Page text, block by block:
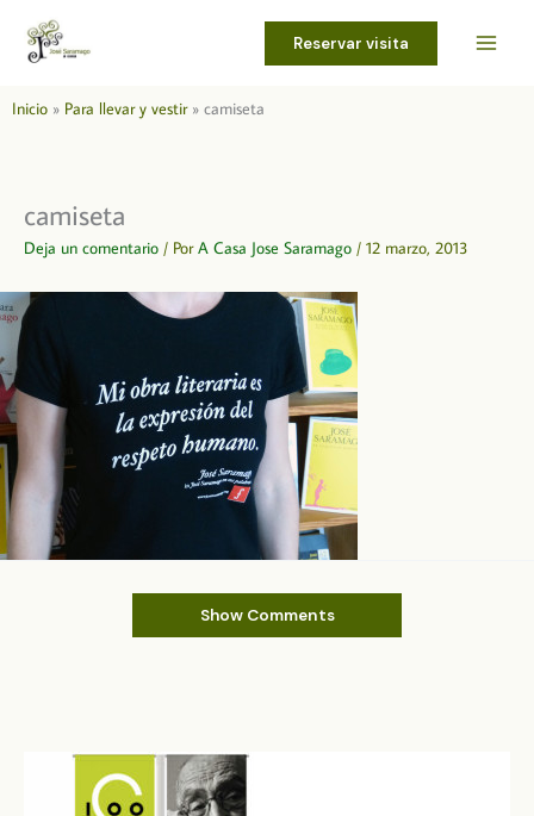
contenido
Reservar visita
Inicio Para llevar y vestir camiseta
camiseta
Deja un comentario / PorA Casa Jose Saramago / 12 marzo, 2013
Show Comments